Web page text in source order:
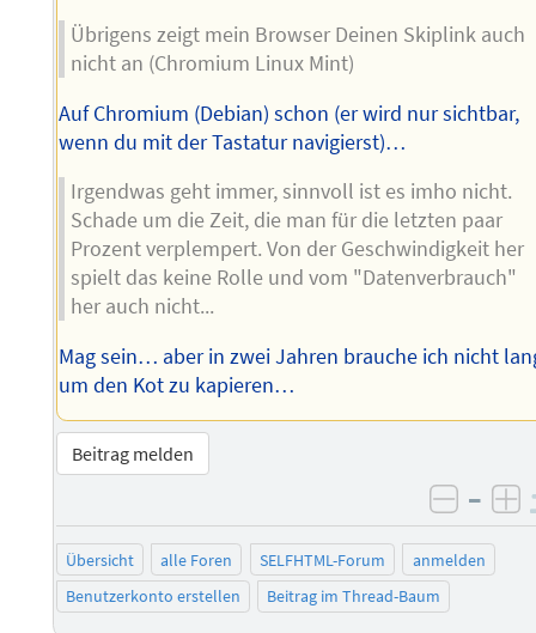
Übrigens zeigt mein Browser Deinen Skiplink auch
nicht an (Chromium Linux Mint)
Auf Chromium (Debian) schon (er wird nur sichtbar,
wenn du mit der Tastatur navigierst)…
Irgendwas geht immer, sinnvoll ist es imho nicht.
Schade um die Zeit, die man für die letzten paar
Prozent verplempert. Von der Geschwindigkeit her
spielt das keine Rolle und vom "Datenverbrauch"
her auch nicht...
Mag sein… aber in zwei Jahren brauche ich nicht
um den Kot zu kapieren…
Beitrag melden
–
Übersicht alle Foren SELFHTML-Forum
anmelden
Benutzerkonto erstellen
Beitrag im Thread-Baum